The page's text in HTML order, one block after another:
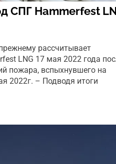
СПГ Hammerfest
рассчитывает
LNG 17 мая 2022 года
пожара, вспыхнувшего на
2022г. – Подводя итоги